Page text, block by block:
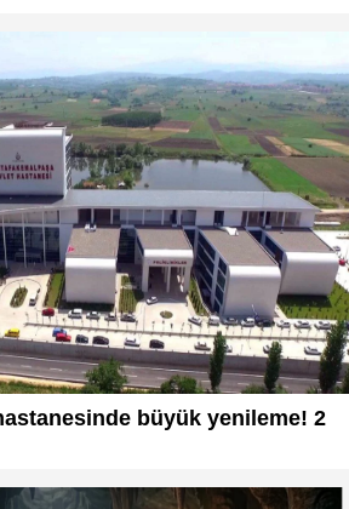
büyük yenileme! 2